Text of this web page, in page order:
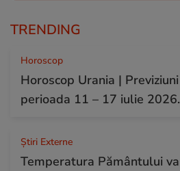
TRENDING
Horoscop
Horoscop Urania |
perioada 11 – 17 iulie
Știri Externe
Temperatura Pământului